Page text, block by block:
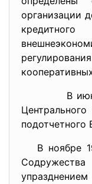
организации
В июне
В ноябре